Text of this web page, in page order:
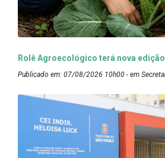
Rolê Agroecológico terá nova edição
Publicado em: 07/08/2026 10h00 - em